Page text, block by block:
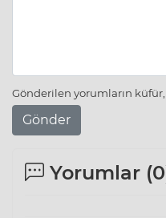
Gönderilen yorumların
Gönder
Yorumlar (0